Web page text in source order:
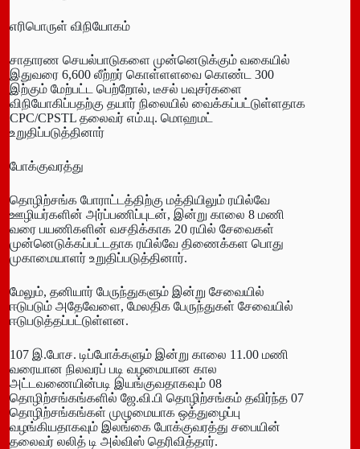
எரிபொருள் விநியோகம்
சாதாரண செயல்பாடுகளை முன்னெடுக்கும் வகையில்
இதுவரை 6,600 லீற்றர் கொள்ளளவை கொண்ட 300
இற்கும் மேற்பட்ட பெற்றோல், டீசல் பவுசர்களை
விநியோகிப்பதற்கு தயார் நிலையில் வைக்கப்பட்டுள்ளதாக
CPC/CPSTL தலைவர் எம்.யு. மொஹமட்
உறுதிப்படுத்தினார்
போக்குவரத்து
தொழிற்சங்க போராட்டத்திற்கு மத்தியிலும் ரயில்வே
ஊழியர்களின் அர்ப்பணிப்புடன், இன்று காலை 8 மணி
வரை பயணிகளின் வசதிக்காக 20 ரயில் சேவைகள்
முன்னெடுக்கப்பட்டதாக ரயில்வே திணைக்கள பொது
முகாமையாளர் உறுதிப்படுத்தினார்.
மேலும், தனியார் பேருந்துகளும் இன்று சேவையில்
ஈடுபடும் அதேவேளை, மேலதிக பேருந்துகள் சேவையில்
ஈடுபடுத்தப்பட்டுள்ளன.
107 இ.போச. டிப்போக்களும் இன்று காலை 11.00 மணி
வரையான நிலவரப் படி வழமையான கால
அட்டவணையின்படி இயங்குவதாகவும் 08
தொழிற்சங்கங்களில் ஜே.வி.பி தொழிற்சங்கம் தவிர்ந்த 07
தொழிற்சங்கங்கள் முழுமையாக ஒத்துழைப்பு
வழங்கியதாகவும் இலங்கை போக்குவரத்து சபையின்
தலைவர் லலித் டி அல்விஸ் தெரிவித்தார்.